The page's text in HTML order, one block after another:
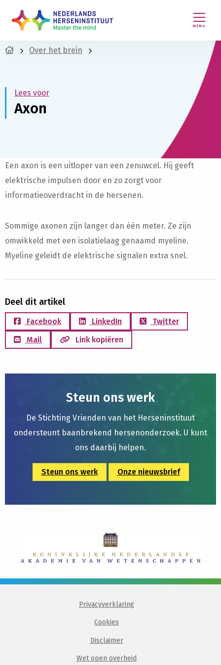
MENU
Over het brein
Lees voor
Axon
Een axon is een uitloper van een zenuwcel. Hij geeft
elektrische impulsen door en zo zorgt voor
informatieoverdracht in de hersenen.
Sommige axonen zijn langer dan één meter. Ze zijn
omwikkeld met een isolatielaag genaamd myeline.
Myeline geleidt de elektrische signalen extra snel.
Deel dit artikel
Facebook LinkedIn
Twitter
Mail
Link kopiëren
Steun ons werk
De Stichting Vrienden van het Herseninstituut
ondersteunt baanbrekend hersenonderzoek. U kunt
ons daarbij helpen.
Steun ons werk Onze nieuwsbrief
Privacyverklaring
Cookies
Disclaimer
Wet open overheid